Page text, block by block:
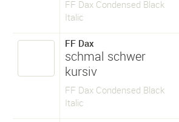
FF Dax Condensed Black
Italic
FF Dax
schmal schwer
kursiv
FF Dax Condensed Black
Italic